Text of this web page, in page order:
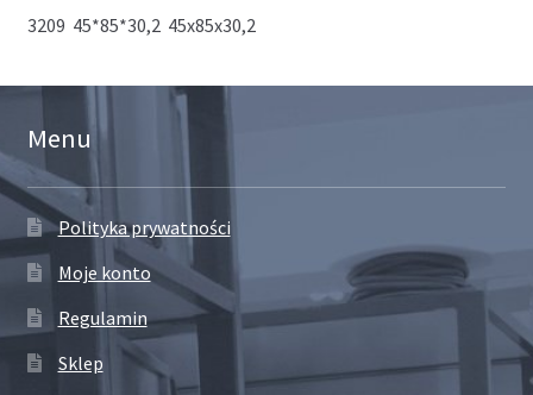
3209 45*85*30,2 45x85x30,2
Menu
Polityka prywatności
Moje konto
Regulamin
Sklep